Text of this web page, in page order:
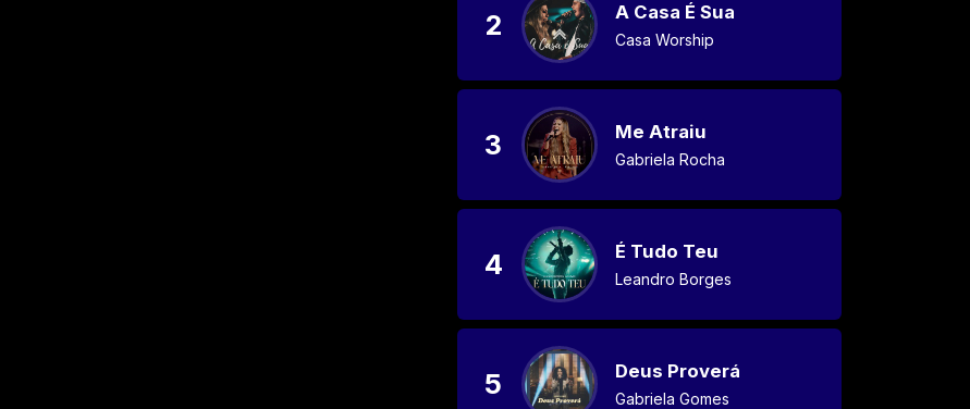
2 A Casa É Sua
Casa Worship
3 Me Atraiu
Gabriela Rocha
4 É Tudo Teu
Leandro Borges
5 Deus Proverá
Gabriela Gomes